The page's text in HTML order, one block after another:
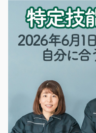
長期（3ヶ月以上）
時給1250円～
埼玉県ふじみ野市
工場内で機械オペ
☆未経験の方も大歓
を押すだけ♪出来上が